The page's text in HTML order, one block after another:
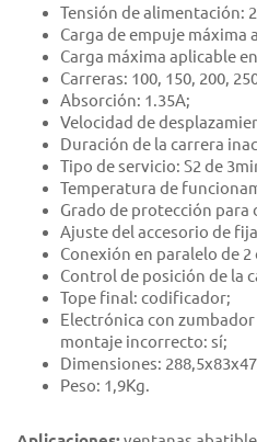
Tensión de alimentación:
Carga de empuje máxima
Carga máxima aplicable
Carreras: 100, 150, 200,
Absorción: 1.35A;
Velocidad de
Duración de la carrera
Tipo de servicio: S2 de
Temperatura de
Grado de protección para
Ajuste del accesorio de
Conexión en paralelo de
Control de posición de la
Tope final: codificador;
Electrónica con
montaje incorrecto: sí;
Dimensiones:
Peso: 1,9Kg.